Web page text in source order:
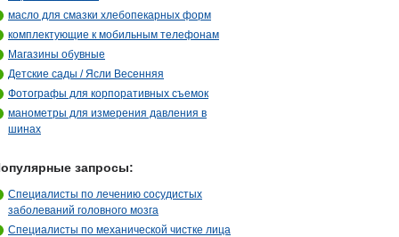
масло для смазки хлебопекарных форм
комплектующие к мобильным телефонам
Магазины обувные
Детские сады / Ясли Весенняя
Фотографы для корпоративных съемок
манометры для измерения давления в
шинах
запросы:
Специалисты по лечению сосудистых
заболеваний головного мозга
Специалисты по механической чистке лица